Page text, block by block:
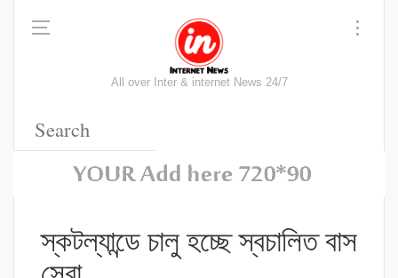
All over Inter & internet News 24/7
স্কটল্যান্ডে চালু হচ্ছে স্বচালিত বাস